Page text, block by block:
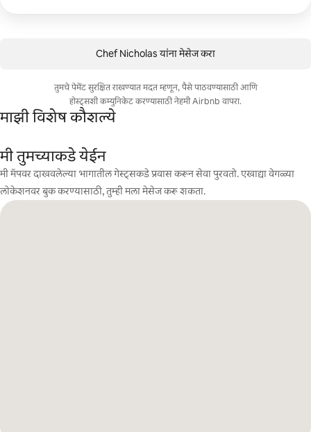
Chef Nicholas यांना मेसेज करा
तुमचे पेमेंट सुरक्षित राखण्यात मदत म्हणून, पैसे पाठवण्यासाठी आणि
होस्ट्सशी कम्युनिकेट करण्यासाठी नेहमी Airbnb वापरा.
माझी विशेष कौशल्ये
मी तुमच्याकडे येईन
मी मॅपवर दाखवलेल्या भागातील गेस्ट्सकडे प्रवास करून सेवा पुरवतो. एखाद्या वेगळ्या
लोकेशनवर बुक करण्यासाठी, तुम्ही मला मेसेज करू शकता.